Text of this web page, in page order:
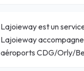
Lajoieway est un
Lajoieway
aéroports CDG/Orly/